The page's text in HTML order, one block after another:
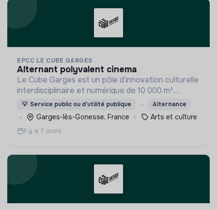
EPCC LE CUBE GARGES
alternant polyvalent cinema
Le Cube Garges est un pôle d’innovation culturelle
interdisciplinaire et numérique de 10 000 m².
Moteur du renouveau créatif, il allie découverte,
pratique, formation et participation.
💡 Service public ou d’utilité publique Alternance
Garges-lès-Gonesse, France Arts et culture
Il y a 7 jours